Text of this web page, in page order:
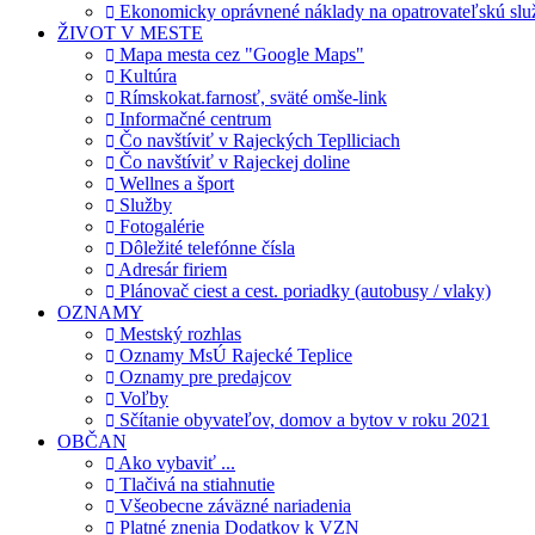
Ekonomicky oprávnené náklady na opatrovateľskú
ŽIVOT V MESTE
Mapa mesta cez "Google Maps"
Kultúra
Rímskokat.farnosť, sväté omše-link
Informačné centrum
Čo navštíviť v Rajeckých Teplliciach
Čo navštíviť v Rajeckej doline
Wellnes a šport
Služby
Fotogalérie
Dôležité telefónne čísla
Adresár firiem
Plánovač ciest a cest. poriadky (autobusy / vlaky)
OZNAMY
Mestský rozhlas
Oznamy MsÚ Rajecké Teplice
Oznamy pre predajcov
Voľby
Sčítanie obyvateľov, domov a bytov v roku 2021
OBČAN
Ako vybaviť ...
Tlačivá na stiahnutie
Všeobecne záväzné nariadenia
Platné znenia Dodatkov k VZN